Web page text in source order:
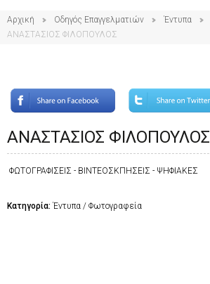
Αρχική Οδηγός Επαγγελματιών Έντυπα
ΑΝΑΣΤΑΣΙΟΣ ΦΙΛΟΠΟΥΛΟΣ
ΑΝΑΣΤΑΣΙΟΣ ΦΙΛΟΠΟΥΛΟΣ
ΦΩΤΟΓΡΑΦΙΣΕΙΣ - ΒΙΝΤΕΟΣΚΠΗΣΕΙΣ - ΨΗΦΙΑΚΕΣ
Κατηγορία: Έντυπα / Φωτογραφεία